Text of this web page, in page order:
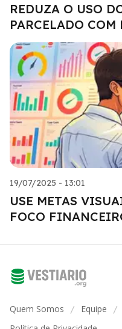
REDUZA O USO
PARCELADO
19/07/2025 - 13:01
USE METAS
FOCO
Quem Somos / Equipe /